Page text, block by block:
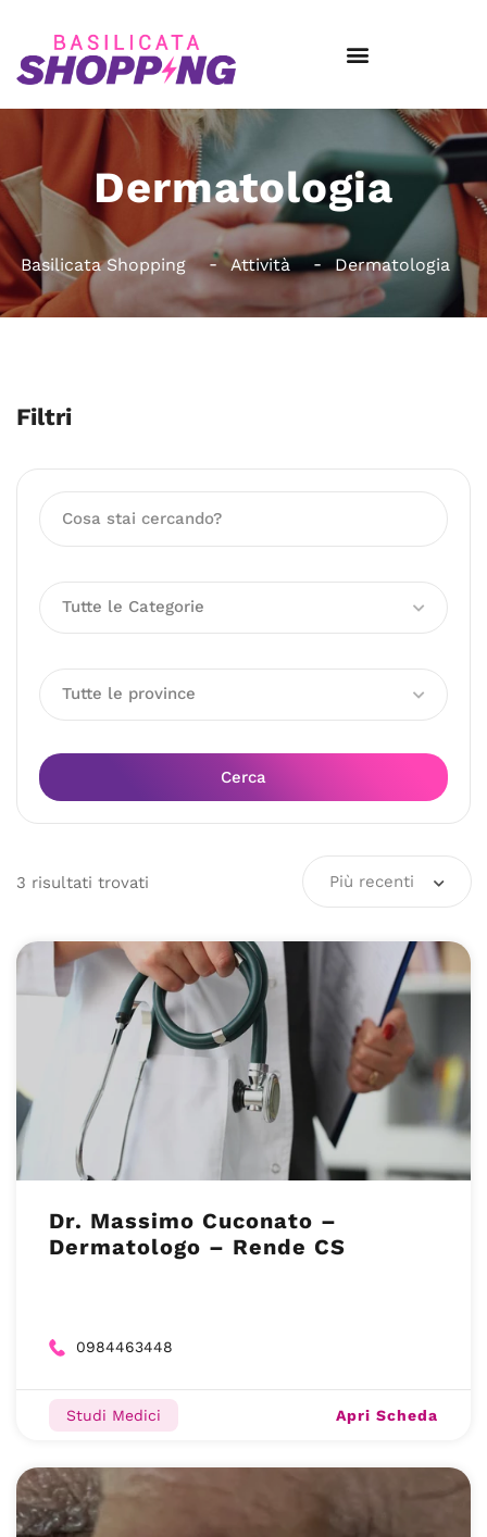
Dermatologia
Basilicata Shopping Attività Dermatologia
Filtri
Tutte le Categorie
Tutte le province
Cerca
3 risultati trovati Più recenti
Dr. Massimo Cuconato –
Dermatologo – Rende CS
0984463448
Studi Medici Apri Scheda